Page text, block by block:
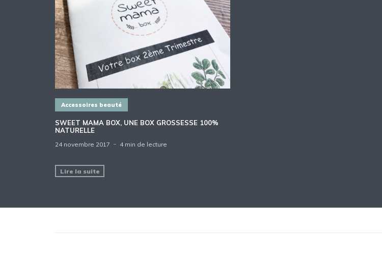
Accessoires beauté
SWEET MAMA BOX, UNE BOX GROSSESSE 100%
NATURELLE
24 novembre 2017 4 min de lecture
Lire la suite